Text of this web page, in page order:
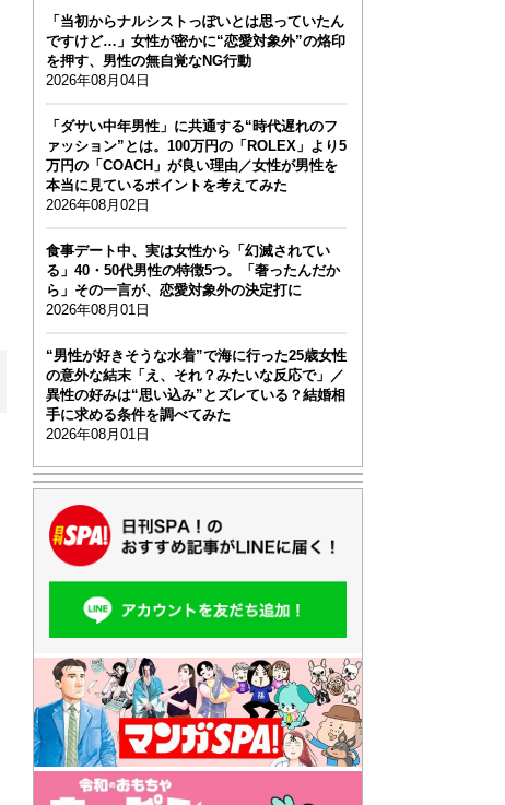
「当初からナルシストっぽいとは思っていたん
ですけど…」女性が密かに“恋愛対象外”の烙印
を押す、男性の無自覚なNG行動
2026年08月04日
「ダサい中年男性」に共通する“時代遅れのフ
ァッション”とは。100万円の「ROLEX」より5
万円の「COACH」が良い理由／女性が男性を
本当に見ているポイントを考えてみた
2026年08月02日
食事デート中、実は女性から「幻滅されてい
る」40・50代男性の特徴5つ。「奢ったんだか
ら」その一言が、恋愛対象外の決定打に
2026年08月01日
“男性が好きそうな水着”で海に行った25歳女性
の意外な結末「え、それ？みたいな反応で」／
異性の好みは“思い込み”とズレている？結婚相
手に求める条件を調べてみた
2026年08月01日